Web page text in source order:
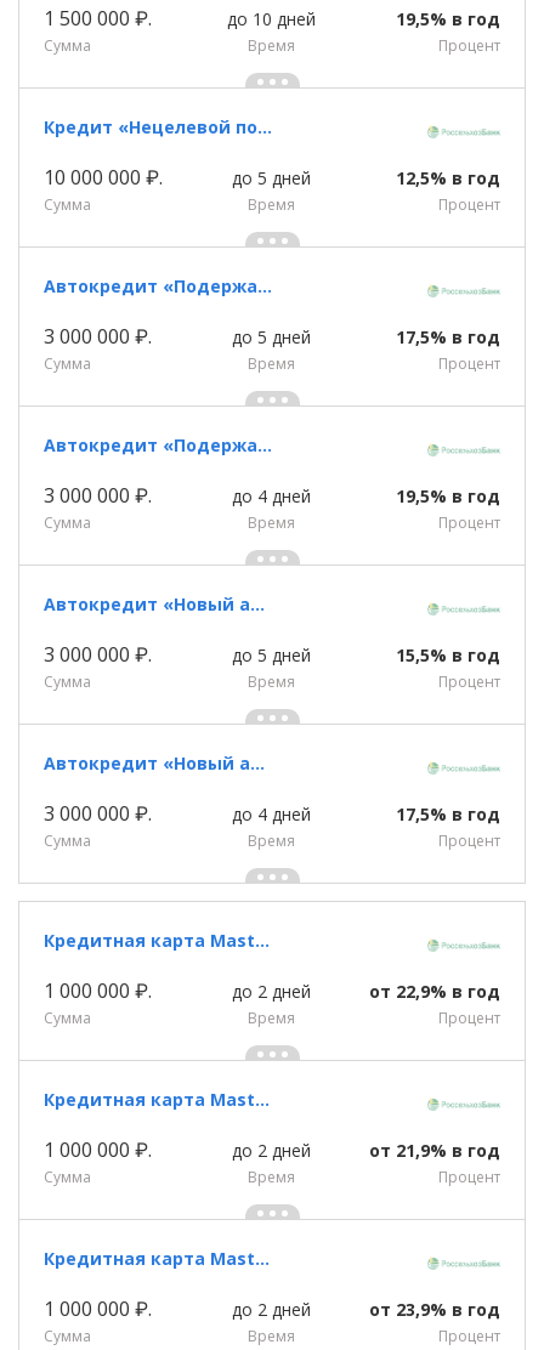
1 500 000 ₽.
Сумма
до 10 дней
Время
19,5% в год
Процент
Кредит «Нецелевой потребительский под залог недвижимости»
10 000 000 ₽.
Сумма
до 5 дней
Время
12,5% в год
Процент
Автокредит «Подержанный автомобиль»
3 000 000 ₽.
Сумма
до 5 дней
Время
17,5% в год
Процент
Автокредит «Подержанный автомобиль»
3 000 000 ₽.
Сумма
до 4 дней
Время
19,5% в год
Процент
Автокредит «Новый автомобиль»
3 000 000 ₽.
Сумма
до 5 дней
Время
15,5% в год
Процент
Автокредит «Новый автомобиль»
3 000 000 ₽.
Сумма
до 4 дней
Время
17,5% в год
Процент
Кредитная карта Masterсard Gold «Пакет Базовый » Россельхозбанка
1 000 000 ₽.
Сумма
до 2 дней
Время
от 22,9% в год
Процент
Кредитная карта Masterсard Platinum «Пакет Базовый » Россельхозбанка
1 000 000 ₽.
Сумма
до 2 дней
Время
от 21,9% в год
Процент
Кредитная карта Masterсard Standard «Амурский тигр (кредитная)» Россельхозбанка
1 000 000 ₽.
Сумма
до 2 дней
Время
от 23,9% в год
Процент